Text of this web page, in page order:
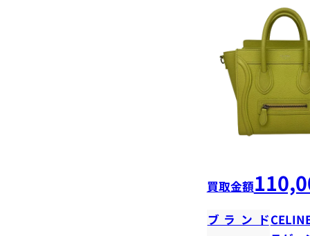
買取金額
ブランド